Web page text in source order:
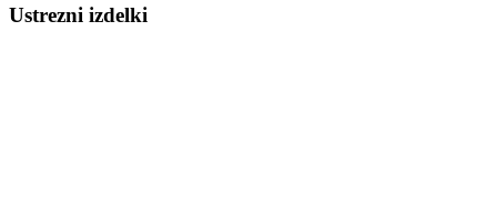
Ustrezni izdelki